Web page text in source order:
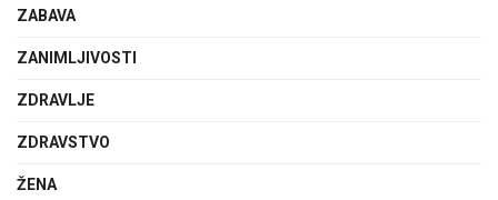
ZABAVA
ZANIMLJIVOSTI
ZDRAVLJE
ZDRAVSTVO
ŽENA